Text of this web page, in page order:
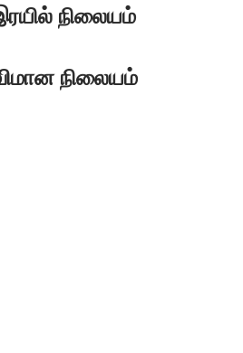
நிலையம்
நிலையம்